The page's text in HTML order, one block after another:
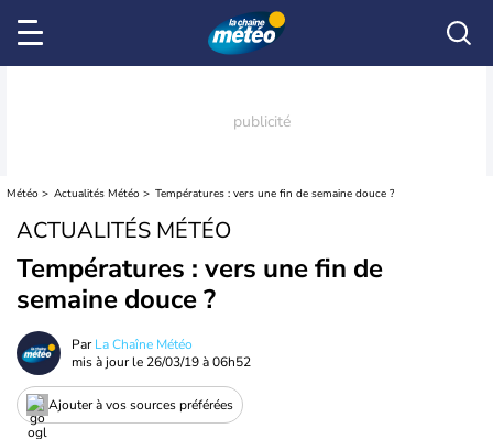
Météo Actualités Météo Températures : vers une fin de semaine douce ?
ACTUALITÉS MÉTÉO
Températures : vers une fin de
semaine douce ?
ParLa Chaîne Météo
mis à jour le 26/03/19 à 06h52
Ajouter à vos sources préférées